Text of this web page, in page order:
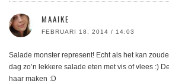
MAAIKE
FEBRUARI 18, 2014 / 14:03
Salade monster represent! Echt als het kan
dag zo’n lekkere salade eten met vis of vlees :)
haar maken :D